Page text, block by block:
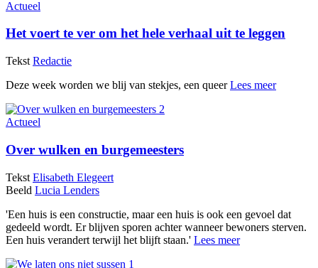
Actueel
Het voert te ver om het hele verhaal uit te leggen
Tekst Redactie
Deze week worden we blij van stekjes, een queerLees meer
Actueel
Over wulken en burgemeesters
Tekst Elisabeth Elegeert
Beeld Lucia Lenders
'Een huis is een constructie, maar een huis is ook een gevoel dat
gedeeld wordt. Er blijven sporen achter wanneer bewoners sterven.
Een huis verandert terwijl het blijft staan.' Lees meer